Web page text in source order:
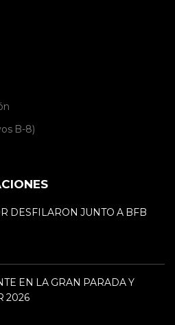
B-8)
DESFILARON JUNTO A BFB
EN LA GRAN PARADA Y
2026